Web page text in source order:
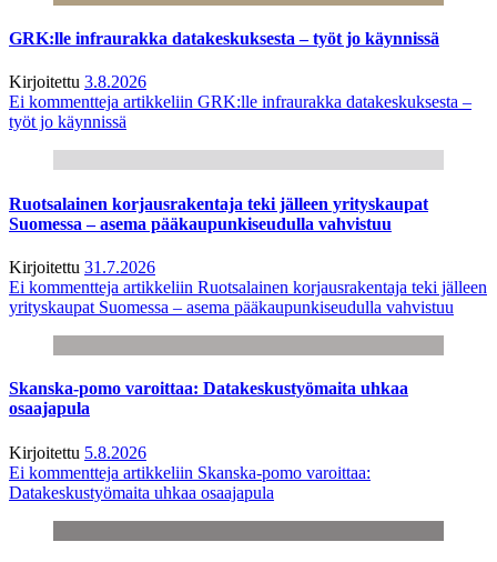
GRK:lle infraurakka datakeskuksesta – työt jo käynnissä
Kirjoitettu 3.8.2026
Ei kommentteja artikkeliin GRK:lle infraurakka datakeskuksesta –
työt jo käynnissä
Ruotsalainen korjausrakentaja teki jälleen yrityskaupat
Suomessa – asema pääkaupunkiseudulla vahvistuu
Kirjoitettu 31.7.2026
Ei kommentteja artikkeliin Ruotsalainen korjausrakentaja teki jälleen
yrityskaupat Suomessa – asema pääkaupunkiseudulla vahvistuu
Skanska-pomo varoittaa: Datakeskustyömaita uhkaa
osaajapula
Kirjoitettu 5.8.2026
Ei kommentteja artikkeliin Skanska-pomo varoittaa:
Datakeskustyömaita uhkaa osaajapula